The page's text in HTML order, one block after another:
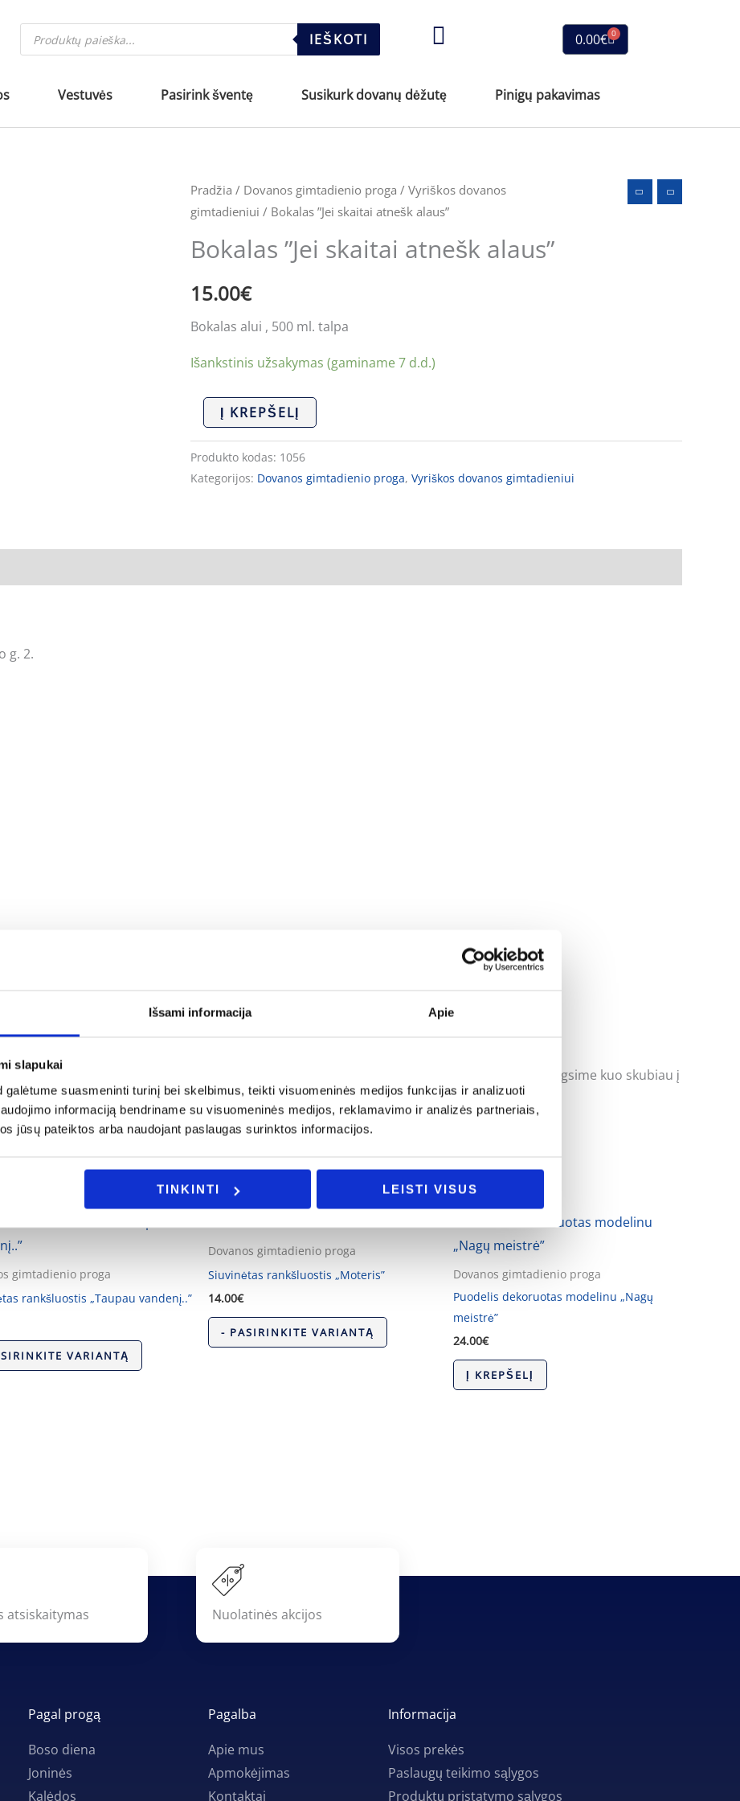
Išsami informacija Apie
slapukai
galėtume suasmeninti turinį bei skelbimus, teikti visuomeninės medijos funkcijas ir analizuoti
informaciją bendriname su visuomeninės medijos, reklamavimo ir analizės partneriais,
jūsų pateiktos arba naudojant paslaugas surinktos informacijos.
TINKINTI LEISTI VISUS
Products
search IEŠKOTI 0.00€ 0
Cart
Vestuvės Pasirink šventę Susikurk dovanų dėžutę Pinigų pakavimas
Pradžia / Dovanos gimtadienio proga / Vyriškos dovanos
gimtadieniui / Bokalas ”Jei skaitai atnešk alaus”
Bokalas ”Jei skaitai atnešk alaus”
15.00€
Bokalas alui , 500 ml. talpa
Išankstinis užsakymas (gaminame 7 d.d.)
produkto
kiekis:
Bokalas
''Jei
skaitai
atnešk
alaus''
Į KREPŠELĮ
Produkto kodas: 1056
Kategorijos: Dovanos gimtadienio proga, Vyriškos dovanos gimtadieniui
g. 2.
sistemas;
rašykite: info@evadeco.net
ar Jus domina individualus užsakymas, galite mums užduoti klausimus ir mes pasistengsime kuo skubiau į
gimtadienio proga
rankšluostis „Taupau vandenį..”
VARIANTĄ
Dovanos gimtadienio proga
Siuvinėtas rankšluostis „Moteris”
14.00€
- PASIRINKITE VARIANTĄ
Dovanos gimtadienio proga
Puodelis dekoruotas modelinu „Nagų
meistrė”
24.00€
Į KREPŠELĮ
atsiskaitymas Nuolatinės akcijos
Pagal progą
Boso diena
Joninės
Kalėdos
Pagalba
Apie mus
Apmokėjimas
Kontaktai
Informacija
Visos prekės
Paslaugų teikimo sąlygos
Produktų pristatymo sąlygos